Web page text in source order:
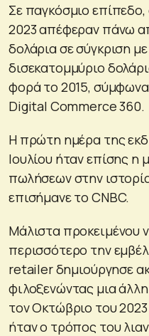
Σε παγκόσμιο επίπεδο,
2023 απέφεραν πάνω
δολάρια σε σύγκριση
δισεκατομμύριο
φορά το 2015, σύμφωνα
Digital Commerce 360.
Η πρώτη ημέρα της
Ιουλίου ήταν επίσης η
πωλήσεων στην
επισήμανε το CNBC.
Μάλιστα προκειμένου
περισσότερο την
retailer δημιούργησε
φιλοξενώντας μια
τον Οκτώβριο του
ήταν ο τρόπος του